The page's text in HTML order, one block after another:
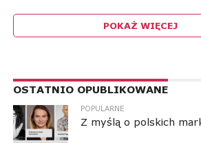
POKAŻ WIĘCEJ
OSTATNIO OPUBLIKOWANE
POPULARNE
Z myślą o polskich